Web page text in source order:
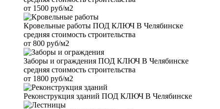
от 1500 руб/м2
Кровельные работы ПОД КЛЮЧ В Челябинске
средняя стоимость строительства
от 800 руб/м2
Заборы и ограждения ПОД КЛЮЧ В Челябинске
средняя стоимость строительства
от 1800 руб/м2
Реконструкция зданий ПОД КЛЮЧ В Челябинске